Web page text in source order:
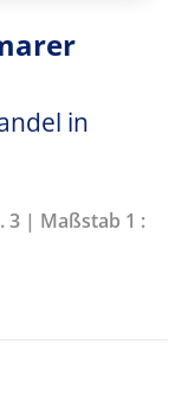
in
3 | Maßstab 1 :